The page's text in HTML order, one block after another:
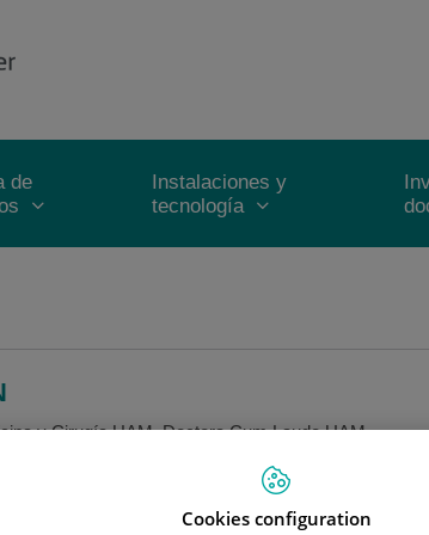
de
Instalaciones y
tecnología
y Cirugía UAM. Doctora Cum Laude UAM.
Course. AFIP. Armed Forces Institute of Pathology.
Cookies configuration